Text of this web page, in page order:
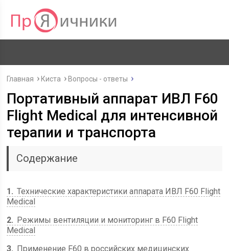
Главная Киста Вопросы - ответы
Портативный аппарат ИВЛ F60
Flight Medical для интенсивной
терапии и транспорта
Содержание
1
Технические характеристики аппарата ИВЛ F60 Flight
Medical
2
Режимы вентиляции и мониторинг в F60 Flight
Medical
3
Применение F60 в российских медицинских